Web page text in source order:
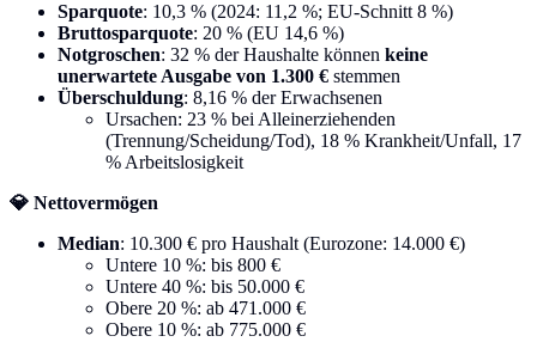
Sparquote: 10,3 % (2024: 11,2 %; EU-Schnitt 8 %)
Bruttosparquote: 20 % (EU 14,6 %)
Notgroschen: 32 % der Haushalte können keine
unerwartete Ausgabe von 1.300 € stemmen
Überschuldung: 8,16 % der Erwachsenen
Ursachen: 23 % bei Alleinerziehenden
(Trennung/Scheidung/Tod), 18 % Krankheit/Unfall, 17
% Arbeitslosigkeit
💎 Nettovermögen
Median: 10.300 € pro Haushalt (Eurozone: 14.000 €)
Untere 10 %: bis 800 €
Untere 40 %: bis 50.000 €
Obere 20 %: ab 471.000 €
Obere 10 %: ab 775.000 €